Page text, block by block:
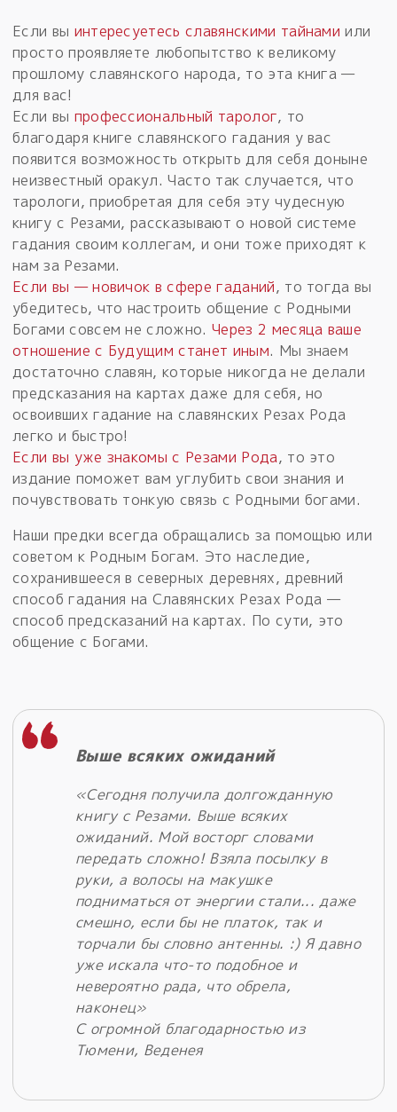
Если вы интересуетесь славянскими тайнами или
просто проявляете любопытство к великому
прошлому славянского народа, то эта книга —
для вас!
Если вы профессиональный таролог, то
благодаря книге славянского гадания у вас
появится возможность открыть для себя доныне
неизвестный оракул. Часто так случается, что
тарологи, приобретая для себя эту чудесную
книгу с Резами, рассказывают о новой системе
гадания своим коллегам, и они тоже приходят к
нам за Резами.
Если вы — новичок в сфере гаданий, то тогда вы
убедитесь, что настроить общение с Родными
Богами совсем не сложно. Через 2 месяца ваше
отношение с Будущим станет иным. Мы знаем
достаточно славян, которые никогда не делали
предсказания на картах даже для себя, но
освоивших гадание на славянских Резах Рода
легко и быстро!
Если вы уже знакомы с Резами Рода, то это
издание поможет вам углубить свои знания и
почувствовать тонкую связь с Родными богами.
Наши предки всегда обращались за помощью или
советом к Родным Богам. Это наследие,
сохранившееся в северных деревнях, древний
способ гадания на Славянских Резах Рода —
способ предсказаний на картах. По сути, это
общение с Богами.
Выше всяких ожиданий
«Сегодня получила долгожданную
книгу с Резами. Выше всяких
ожиданий. Мой восторг словами
передать сложно! Взяла посылку в
руки, а волосы на макушке
подниматься от энергии стали... даже
смешно, если бы не платок, так и
торчали бы словно антенны. :) Я давно
уже искала что-то подобное и
невероятно рада, что обрела,
наконец»
С огромной благодарностью из
Тюмени, Веденея